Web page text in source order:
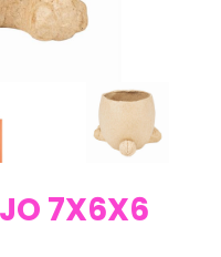
7X6X6